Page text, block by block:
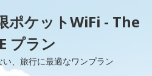
ポケットWiFi - The
プラン
、旅行に最適なワンプラン